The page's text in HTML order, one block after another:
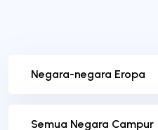
Negara-negara Eropa
Semua Negara Campur